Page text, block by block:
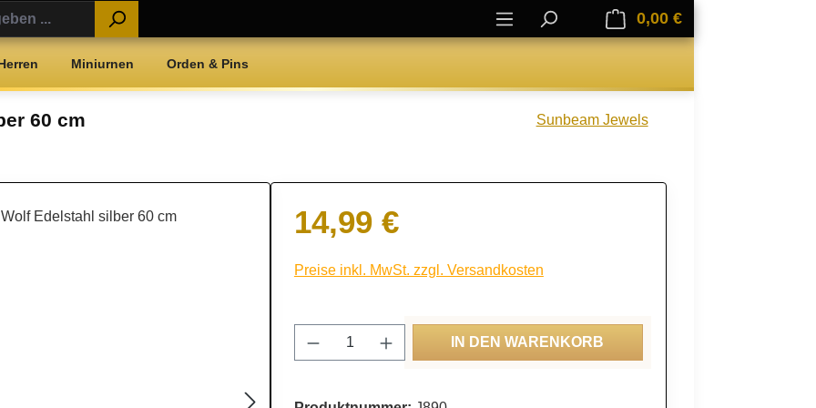
0,00 €Warenkorb enthält
Miniurnen Orden & Pins
60 cm Sunbeam Jewels
Regulärer Preis:
14,99 €
Preise inkl. MwSt. zzgl. Versandkosten
Produkt Anzahl: Gib den gewünschten Wert ein
IN DEN WARENKORB